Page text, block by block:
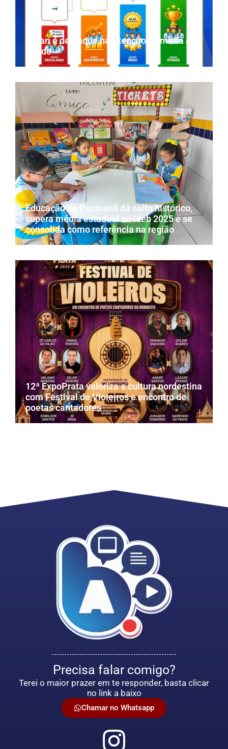
Parari é destaque na Atenção Primária à
Saúde
Educação de Puxinanã dá salto histórico,
supera média estadual no Ideb 2025 e se
consolida como referência na região
12ª ExpoPrata valoriza a cultura nordestina
com Festival de Violeiros e encontro de
poetas cantadores
Precisa falar comigo?
Terei o maior prazer em te responder, basta clicar
no link a baixo
Chamar no Whatsapp